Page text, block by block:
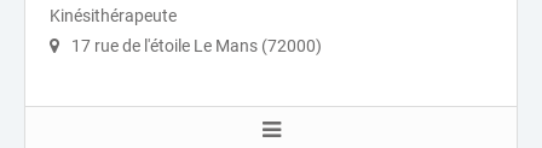
Kinésithérapeute
17 rue de l'étoile Le Mans (72000)